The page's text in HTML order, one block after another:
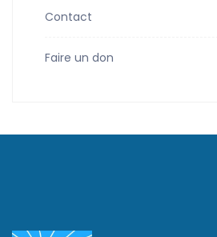
Contact
Faire un don